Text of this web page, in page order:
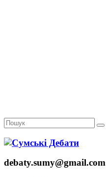
debaty.sumy@gmail.com